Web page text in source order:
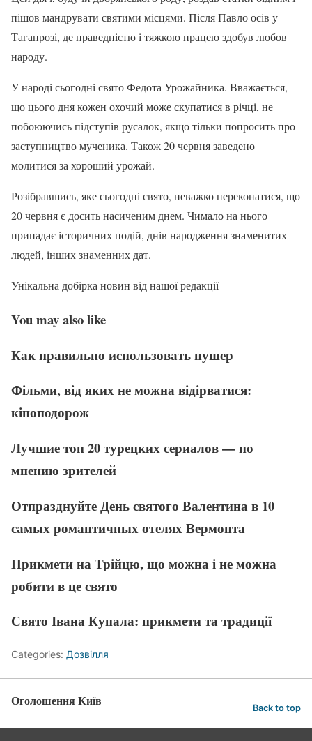
пішов мандрувати святими місцями. Після Павло осів у
Таганрозі, де праведністю і тяжкою працею здобув любов
народу.
У народі сьогодні свято Федота Урожайника. Вважається,
що цього дня кожен охочий може скупатися в річці, не
побоюючись підступів русалок, якщо тільки попросить про
заступництво мученика. Також 20 червня заведено
молитися за хороший урожай.
Розібравшись, яке сьогодні свято, неважко переконатися, що
20 червня є досить насиченим днем. Чимало на нього
припадає історичних подій, днів народження знаменитих
людей, інших знаменних дат.
Унікальна добірка новин від нашої редакції
You may also like
Как правильно использовать пушер
Фільми, від яких не можна відірватися:
кіноподорож
Лучшие топ 20 турецких сериалов — по
мнению зрителей
Отпразднуйте День святого Валентина в 10
самых романтичных отелях Вермонта
Прикмети на Трійцю, що можна і не можна
робити в це свято
Свято Івана Купала: прикмети та традиції
Categories: Дозвілля
Оголошення Київ Back to top